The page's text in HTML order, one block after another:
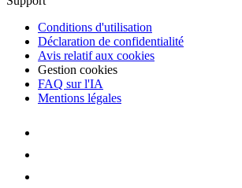
Conditions d'utilisation
Déclaration de confidentialité
Avis relatif aux cookies
Gestion cookies
FAQ sur l'IA
Mentions légales